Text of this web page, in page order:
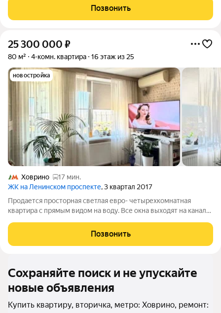
Натуральных Премиальных материалов: - паркет из дуба, -
мраморная столешница на Кухне и мраморные
Позвонить
25 300 000 ₽
80 м² 4-комн. квартира 16 этаж из 25
новостройка
Ховрино
17 мин.
ЖК на Ленинском проспекте, 3 квартал 2017
Продается просторная светлая евро- четырехкомнатная
квартира с прямым видом на воду. Все окна выходят на канал
Кухня-гостиная Два санузла гостевой и основной с ванной
Отдельная постирочная
Позвонить
Сохраняйте поиск и не упускайте
новые объявления
Купить квартиру, вторичка, метро: Ховрино, ремонт: